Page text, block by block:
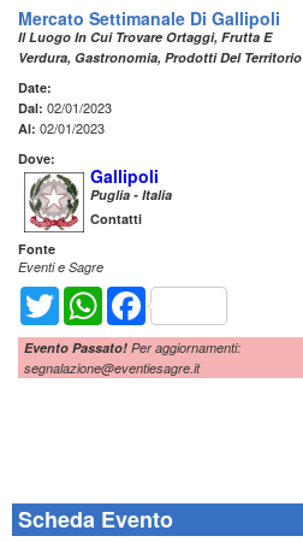
Mercato Settimanale Di Gallipoli
Il Luogo In Cui Trovare Ortaggi, Frutta E
Verdura, Gastronomia, Prodotti Del Territorio
Date:
Dal: 02/01/2023
Al: 02/01/2023
Dove:
Gallipoli
Puglia - Italia
Contatti
Fonte
Eventi e Sagre
Twitter WhatsAppFacebook
Evento Passato! Per aggiornamenti:
segnalazione@eventiesagre.it
Scheda Evento